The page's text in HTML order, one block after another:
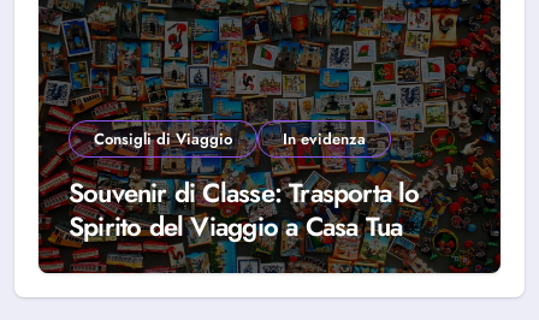
Consigli di Viaggio In evidenza
Souvenir di Classe: Trasporta lo
Spirito del Viaggio a Casa Tua